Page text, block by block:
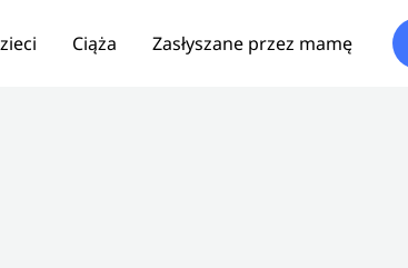
Ciąża Zasłyszane przez mamę